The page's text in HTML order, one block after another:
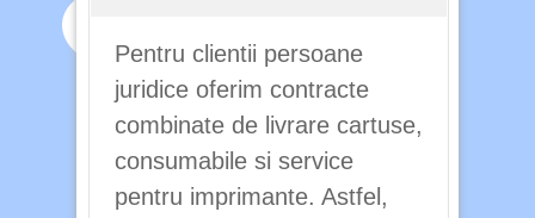
Pentru clientii persoane
juridice oferim contracte
combinate de livrare cartuse,
consumabile si service
pentru imprimante. Astfel,